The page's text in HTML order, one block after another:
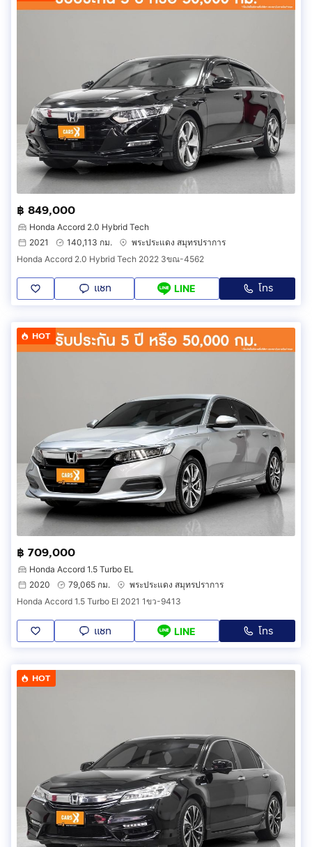
฿ 849,000
Honda Accord 2.0 Hybrid Tech
2021
140,113 กม.
พระประแดง สมุทรปราการ
Honda Accord 2.0 Hybrid Tech 2022 3ขณ-4562
แชท LINE โทร
HOT
฿ 709,000
Honda Accord 1.5 Turbo EL
2020
79,065 กม.
พระประแดง สมุทรปราการ
Honda Accord 1.5 Turbo El 2021 1ขว-9413
แชท LINE โทร
HOT